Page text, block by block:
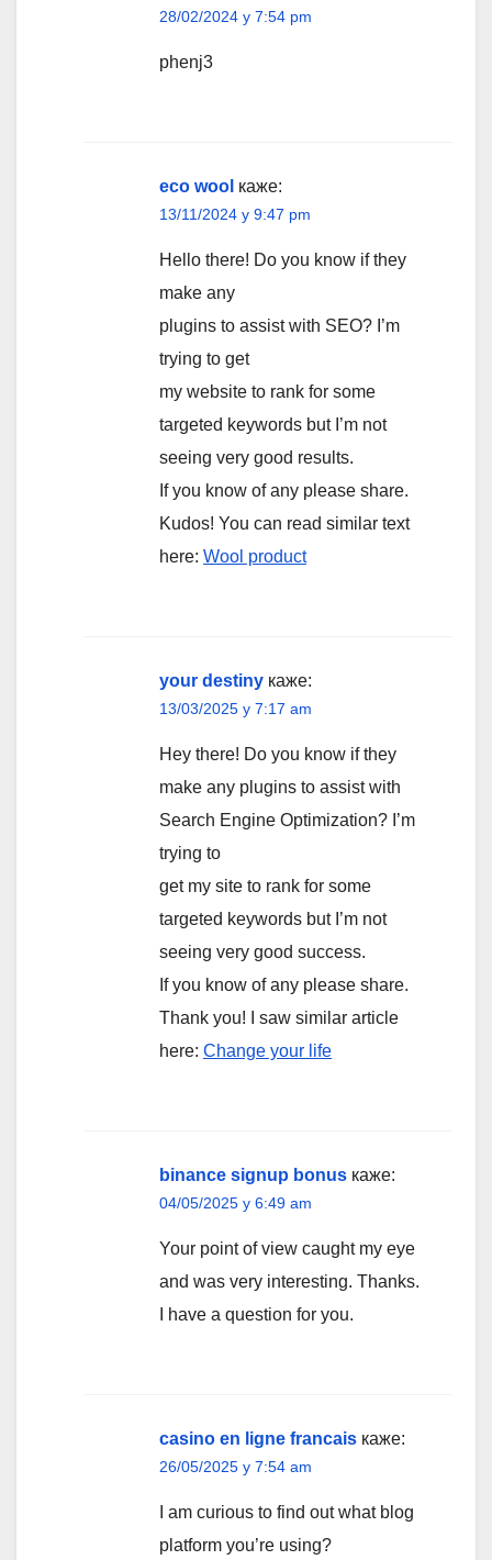
28/02/2024 у 7:54 pm
phenj3
eco wool каже:
13/11/2024 у 9:47 pm
Hello there! Do you know if they
make any
plugins to assist with SEO? I’m
trying to get
my website to rank for some
targeted keywords but I’m not
seeing very good results.
If you know of any please share.
Kudos! You can read similar text
here: Wool product
your destiny каже:
13/03/2025 у 7:17 am
Hey there! Do you know if they
make any plugins to assist with
Search Engine Optimization? I’m
trying to
get my site to rank for some
targeted keywords but I’m not
seeing very good success.
If you know of any please share.
Thank you! I saw similar article
here: Change your life
binance signup bonus каже:
04/05/2025 у 6:49 am
Your point of view caught my eye
and was very interesting. Thanks.
I have a question for you.
casino en ligne francais каже:
26/05/2025 у 7:54 am
I am curious to find out what blog
platform you’re using?